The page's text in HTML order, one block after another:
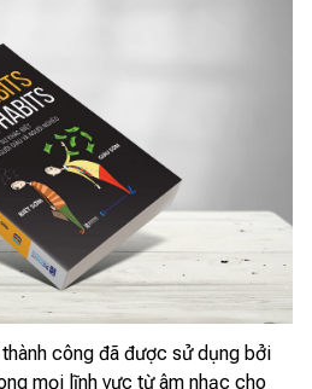
công đã được sử dụng bởi
mọi lĩnh vực từ âm nhạc cho